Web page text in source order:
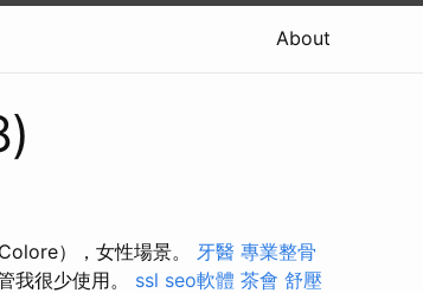
About
），女性場景。 牙醫 專業整骨
我很少使用。 ssl seo軟體 茶會 舒壓